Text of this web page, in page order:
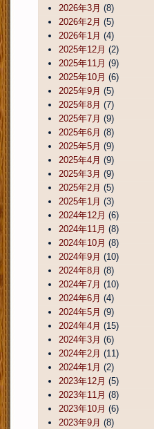
2026年3月 (8)
2026年2月 (5)
2026年1月 (4)
2025年12月 (2)
2025年11月 (9)
2025年10月 (6)
2025年9月 (5)
2025年8月 (7)
2025年7月 (9)
2025年6月 (8)
2025年5月 (9)
2025年4月 (9)
2025年3月 (9)
2025年2月 (5)
2025年1月 (3)
2024年12月 (6)
2024年11月 (8)
2024年10月 (8)
2024年9月 (10)
2024年8月 (8)
2024年7月 (10)
2024年6月 (4)
2024年5月 (9)
2024年4月 (15)
2024年3月 (6)
2024年2月 (11)
2024年1月 (2)
2023年12月 (5)
2023年11月 (8)
2023年10月 (6)
2023年9月 (8)